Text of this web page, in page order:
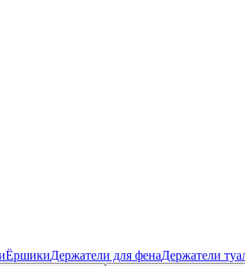
ЁршикиДержатели для фенаДержатели